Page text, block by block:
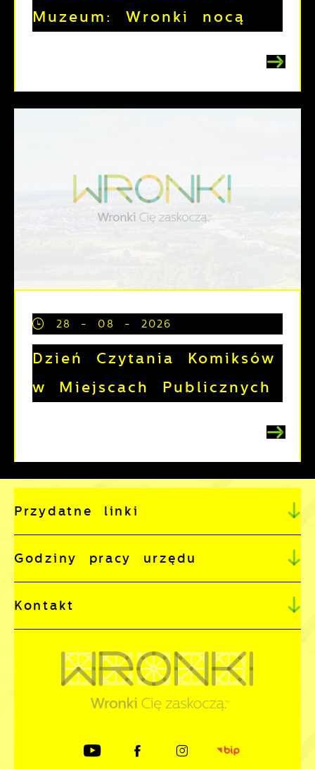
Muzeum: Wronki nocą
28 - 08 - 2026
Dzień Czytania Komiksów
w Miejscach Publicznych
Przydatne linki
Godziny pracy urzędu
Kontakt